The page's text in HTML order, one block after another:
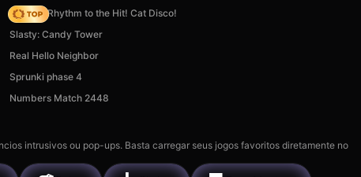
Jump in Rhythm to the Hit! Cat Disco!
Slasty: Candy Tower
Real Hello Neighbor
Sprunki phase 4
Numbers Match 2448
intrusivos ou pop-ups. Basta carregar seus jogos favoritos diretamente no